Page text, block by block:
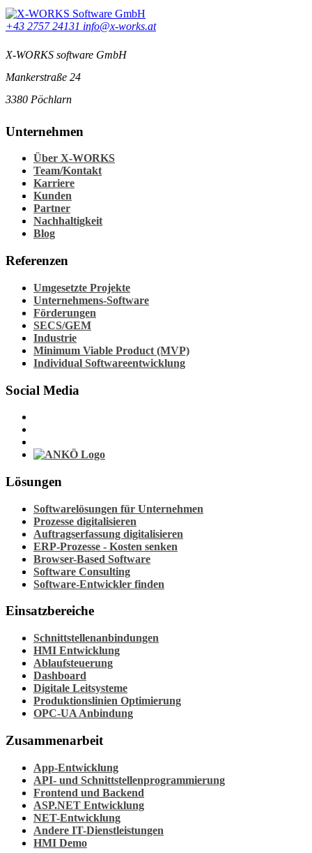
+43 2757 24131 info@x-works.at
X-WORKS software GmbH
Mankerstraße 24
3380 Pöchlarn
Unternehmen
Über X-WORKS
Team/Kontakt
Karriere
Kunden
Partner
Nachhaltigkeit
Blog
Referenzen
Umgesetzte Projekte
Unternehmens-Software
Förderungen
SECS/GEM
Industrie
Minimum Viable Product (MVP)
Individual Softwareentwicklung
Social Media
Lösungen
Softwarelösungen für Unternehmen
Prozesse digitalisieren
Auftragserfassung digitalisieren
ERP-Prozesse - Kosten senken
Browser-Based Software
Software Consulting
Software-Entwickler finden
Einsatzbereiche
Schnittstellenanbindungen
HMI Entwicklung
Ablaufsteuerung
Dashboard
Digitale Leitsysteme
Produktionslinien Optimierung
OPC-UA Anbindung
Zusammenarbeit
App-Entwicklung
API- und Schnittstellenprogrammierung
Frontend und Backend
ASP.NET Entwicklung
NET-Entwicklung
Andere IT-Dienstleistungen
HMI Demo